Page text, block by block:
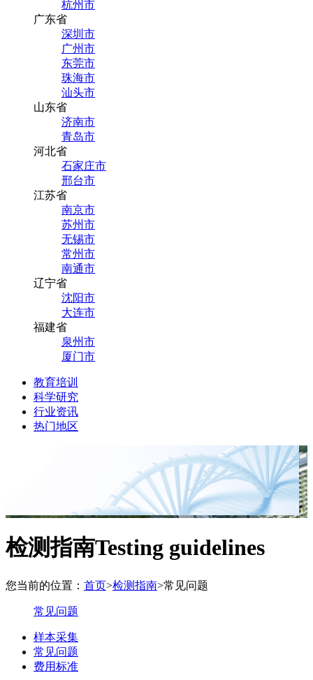
杭州市
广东省
深圳市
广州市
东莞市
珠海市
汕头市
山东省
济南市
青岛市
河北省
石家庄市
邢台市
江苏省
南京市
苏州市
无锡市
常州市
南通市
辽宁省
沈阳市
大连市
福建省
泉州市
厦门市
教育培训
科学研究
行业资讯
热门地区
检测指南Testing guidelines
您当前的位置： 首页>检测指南>常见问题
常见问题
样本采集
常见问题
费用标准